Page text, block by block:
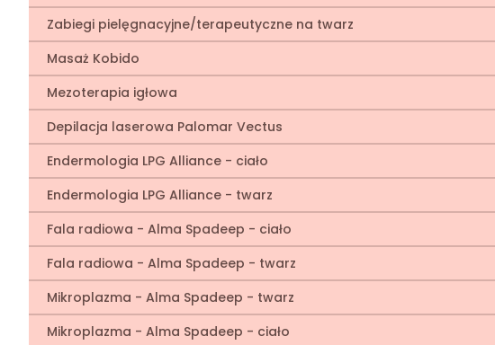
Zabiegi pielęgnacyjne/terapeutyczne na twarz
Masaż Kobido
Mezoterapia igłowa
Depilacja laserowa Palomar Vectus
Endermologia LPG Alliance - ciało
Endermologia LPG Alliance - twarz
Fala radiowa - Alma Spadeep - ciało
Fala radiowa - Alma Spadeep - twarz
Mikroplazma - Alma Spadeep - twarz
Mikroplazma - Alma Spadeep - ciało